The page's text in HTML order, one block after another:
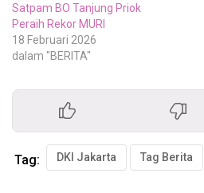
Satpam BO Tanjung Priok
Peraih Rekor MURI
18 Februari 2026
dalam "BERITA"
Tag: DKI Jakarta Tag Berita